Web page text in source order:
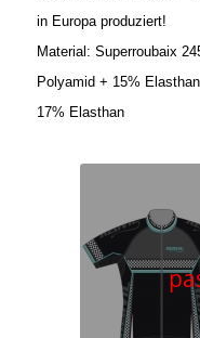
in Europa produziert!
Material: Superroubaix
Polyamid + 15%
17% Elasthan